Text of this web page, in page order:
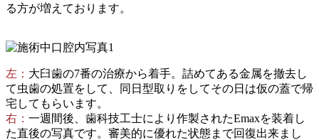
る方が増えております。
左： 大臼歯の7番の治療から着手。詰めてある金属を撤去し
て虫歯の処置をして、同日型取りをしてその日は仮の蓋で帰
宅してもらいます。
右： 一週間後、歯科技工士により作製されたEmaxを装着し
た直後の写真です。審美的に優れた状態まで回復出来まし